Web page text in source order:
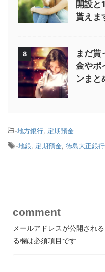
開設
貰えま
8
まだ貰
金やポ
ンまと
-地方銀行 定期預金
-地銀 定期預金 徳島大正銀行
comment
メールアドレスが公開され
る欄は必須項目です